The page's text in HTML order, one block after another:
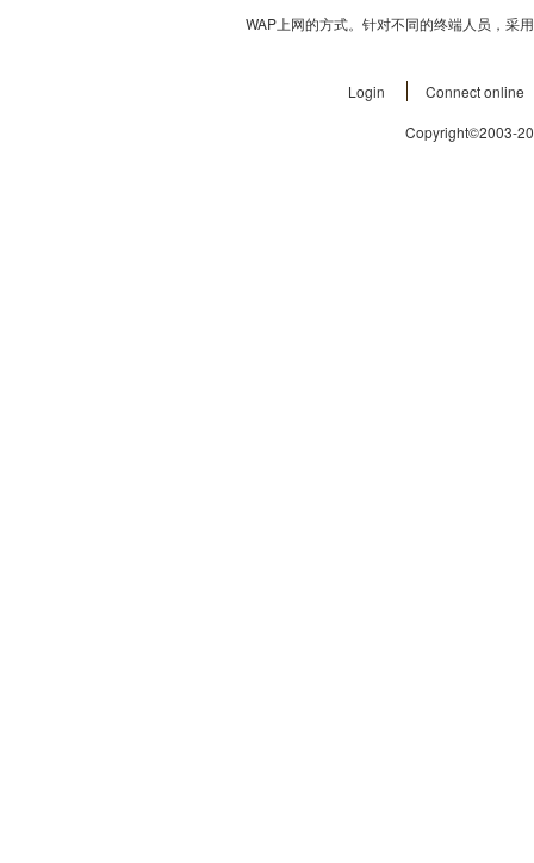
WAP上网的方式。针对不同的终端人员，采
Login
Connect online
Copyright©2003-